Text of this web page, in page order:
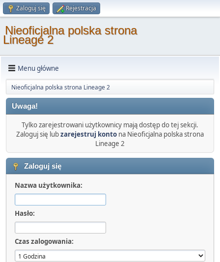
Zaloguj się Rejestracja
Nieoficjalna polska strona
Lineage 2
Menu główne
Nieoficjalna polska strona Lineage 2
Uwaga!
Tylko zarejestrowani użytkownicy mają dostęp do tej sekcji.
Zaloguj się lubzarejestruj konto na Nieoficjalna polska strona
Lineage 2
Zaloguj się
Nazwa użytkownika:
Hasło:
Czas zalogowania: